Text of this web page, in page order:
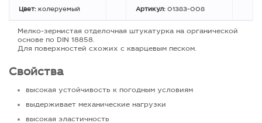
Цвет: колеруемый Артикул: 01383-008
Мелко-зернистая отделочная штукатурка на органической
основе по DIN 18858.
Для поверхностей схожих с кварцевым песком.
Свойства
высокая устойчивость к погодным условиям
выдерживает механические нагрузки
высокая эластичность